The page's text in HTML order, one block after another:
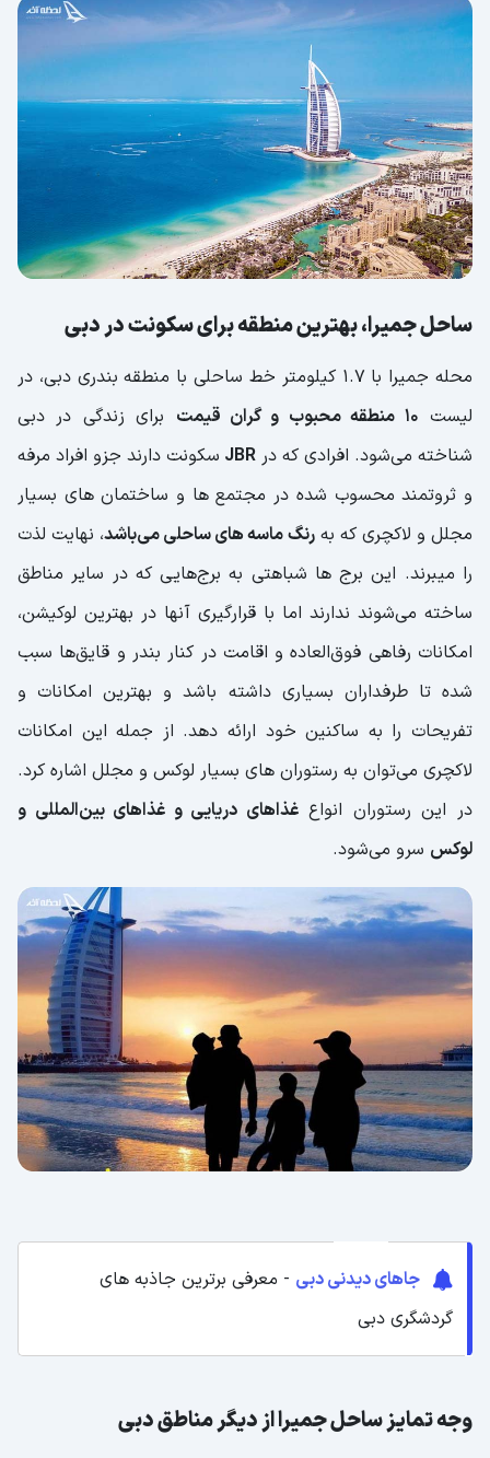
آفتاب گرفتن در سواحل جمیرا
پارک ساحلی دبی
ورزش
شترسواری
بهترین زمان بازدید از ساحل جمیرا
فاصله ساحل جمیرا تا مکان های مهم
ساحل جمیرا، بهترین منطقه برای سکونت در دبی
محله جمیرا با 1.7 کیلومتر خط ساحلی با منطقه بندری دبی، در
لیست 10 منطقه محبوب و گران قیمت
برای زندگی در دبی
شناخته می‌شود. افرادی که درJBR سکونت دارند جزو افراد مرفه
و ثروتمند محسوب شده در مجتمع ها و ساختمان های بسیار
مجلل و لاکچری که بهرنگ ماسه های ساحلی می‌باشد، نهایت لذت
را میبرند. این برج ها شباهتی به برج‌هایی که در سایر مناطق
ساخته می‌شوند ندارند اما با قرارگیری آنها در بهترین لوکیشن،
امکانات رفاهی فوق‌العاده و اقامت در کنار بندر و قایق‌ها سبب
شده تا طرفداران بسیاری داشته باشد و بهترین امکانات و
تفریحات را به ساکنین خود ارائه دهد. از جمله این امکانات
لاکچری می‌توان به رستوران های بسیار لوکس و مجلل اشاره کرد.
در این رستوران انواعغذاهای دریایی و غذاهای بین‌المللی و
لوکس سرو می‌شود.
جاهای دیدنی دبی - معرفی برترین جاذبه های
گردشگری دبی
وجه تمایز ساحل جمیرا از دیگر مناطق دبی